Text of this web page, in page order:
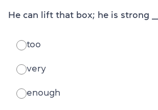
He can lift that box; he is strong ___.
too
very
enough